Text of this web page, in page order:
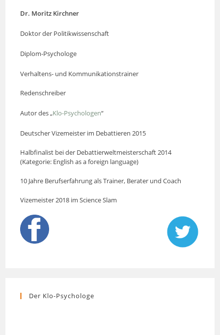
Dr. Moritz Kirchner
Doktor der Politikwissenschaft
Diplom-Psychologe
Verhaltens- und Kommunikationstrainer
Redenschreiber
Autor des „Klo-Psychologen“
Deutscher Vizemeister im Debattieren 2015
Halbfinalist bei der Debattierweltmeisterschaft 2014
(Kategorie: English as a foreign language)
10 Jahre Berufserfahrung als Trainer, Berater und Coach
Vizemeister 2018 im Science Slam
Der Klo-Psychologe